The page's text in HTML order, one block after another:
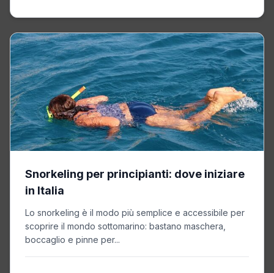
Snorkeling per principianti: dove iniziare
in Italia
Lo snorkeling è il modo più semplice e accessibile per
scoprire il mondo sottomarino: bastano maschera,
boccaglio e pinne per...